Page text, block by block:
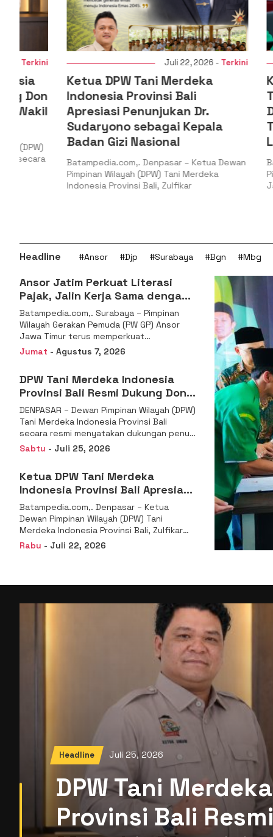
Juli 22, 2026 -Terkini
Ketua DPW Tani Merdeka
Indonesia Provinsi Bali
Apresiasi Penunjukan Dr.
Sudaryono sebagai Kepala
Badan Gizi Nasional
Batampedia.com,. Denpasar – Ketua Dewan
Pimpinan Wilayah (DPW) Tani Merdeka
Indonesia Provinsi Bali, Zulfikar
Ketua
Timur:
Dunia
Total
Pimpinan
Jawa
Headline #Ansor #Djp #Surabaya #Bgn #Mbg
Ansor Jatim Perkuat Literasi
Pajak, Jalin Kerja Sama dengan
DJP se-Jatim
Batampedia.com,. Surabaya – Pimpinan
Wilayah Gerakan Pemuda (PW GP) Ansor
Jawa Timur terus memperkuat
komitmennya dalam membangun
kemandirian ekonomi
Jumat - Agustus 7, 2026
DPW Tani Merdeka Indonesia
Provinsi Bali Resmi Dukung Don
Muzakir Mengisi Jabatan Wakil
Menteri Pertanian RI
DENPASAR – Dewan Pimpinan Wilayah (DPW)
Tani Merdeka Indonesia Provinsi Bali
secara resmi menyatakan dukungan penuh
kepada Ketua Umum
Sabtu - Juli 25, 2026
Ketua DPW Tani Merdeka
Indonesia Provinsi Bali Apresiasi
Penunjukan Dr. Sudaryono
sebagai Kepala Badan Gizi
Nasional
Batampedia.com,. Denpasar – Ketua
Dewan Pimpinan Wilayah (DPW) Tani
Merdeka Indonesia Provinsi Bali, Zulfikar
Wijaya, S.E., menyampaikan ucapan
Rabu - Juli 22, 2026
Headline Juli 25, 2026
DPW Tani
Provinsi Bali